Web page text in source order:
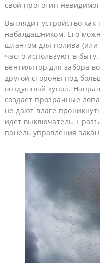
свой прототип
Выглядит устройство как
набалдашником. Его
шлангом для полива
часто используют в
вентилятор для забора
другой стороны под
воздушный купол.
создает прозрачные
не дают влаге
идет выключатель +
панель управления